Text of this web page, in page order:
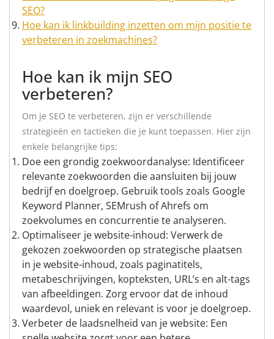
SEO?
Hoe kan ik linkbuilding inzetten om mijn positie te
verbeteren in zoekmachines?
Hoe kan ik mijn SEO
verbeteren?
Om je SEO te verbeteren, zijn er verschillende
strategieën en tactieken die je kunt toepassen. Hier zijn
enkele belangrijke tips:
Doe een grondig zoekwoordanalyse: Identificeer
relevante zoekwoorden die aansluiten bij jouw
bedrijf en doelgroep. Gebruik tools zoals Google
Keyword Planner, SEMrush of Ahrefs om
zoekvolumes en concurrentie te analyseren.
Optimaliseer je website-inhoud: Verwerk de
gekozen zoekwoorden op strategische plaatsen
in je website-inhoud, zoals paginatitels,
metabeschrijvingen, kopteksten, URL’s en alt-tags
van afbeeldingen. Zorg ervoor dat de inhoud
waardevol, uniek en relevant is voor je doelgroep.
Verbeter de laadsnelheid van je website: Een